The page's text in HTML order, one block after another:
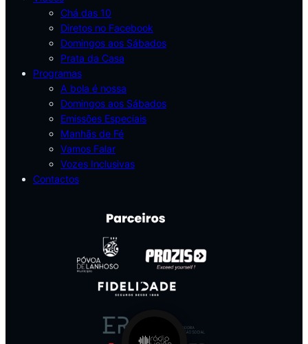
Chá das 10
Diretos no Facebook
Domingos aos Sábados
Prata da Casa
Programas
A bola é nossa
Domingos aos Sábados
Emissões Especiais
Manhãs de Fé
Vamos Falar
Vozes Inclusivas
Contactos